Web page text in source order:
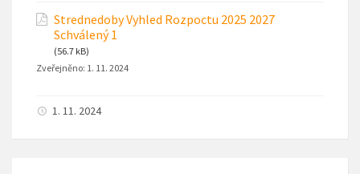
Strednedoby Vyhled Rozpoctu 2025 2027
Schválený 1
(56.7 kB)
Zveřejněno: 1. 11. 2024
1. 11. 2024